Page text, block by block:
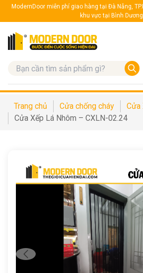
ModernDoor miễn phí giao hàng tại Đà Nẵng,
khu vực tại Bình Dương
Trang chủ Cửa chống cháy
Cửa
Cửa Xếp Lá Nhôm – CXLN-02.24